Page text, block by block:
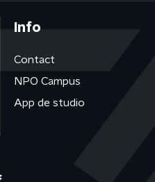
Info
Contact
NPO Campus
App de studio